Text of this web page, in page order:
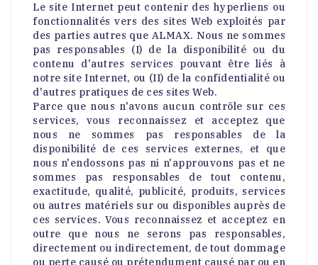
Le site Internet peut contenir des hyperliens ou
fonctionnalités vers des sites Web exploités par
des parties autres que ALMAX. Nous ne sommes
pas responsables (I) de la disponibilité ou du
contenu d'autres services pouvant être liés à
notre site Internet, ou (II) de la confidentialité ou
d'autres pratiques de ces sites Web.
Parce que nous n'avons aucun contrôle sur ces
services, vous reconnaissez et acceptez que
nous ne sommes pas responsables de la
disponibilité de ces services externes, et que
nous n'endossons pas ni n'approuvons pas et ne
sommes pas responsables de tout contenu,
exactitude, qualité, publicité, produits, services
ou autres matériels sur ou disponibles auprès de
ces services. Vous reconnaissez et acceptez en
outre que nous ne serons pas responsables,
directement ou indirectement, de tout dommage
ou perte causé ou prétendument causé par ou en